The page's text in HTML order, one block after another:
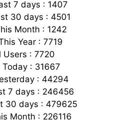
7 days : 1407
30 days : 4501
Month : 1242
Year : 7719
: 7720
: 31667
: 44294
7 days : 246456
30 days : 479625
Month : 226116